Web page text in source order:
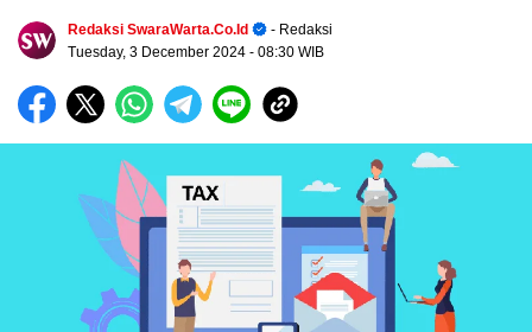
Redaksi SwaraWarta.co.id
- Redaksi
Tuesday, 3 December 2024 - 08:30 WIB